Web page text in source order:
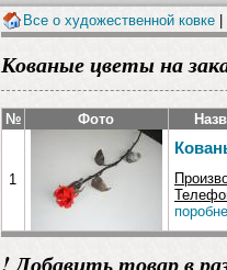
Все о художественной ковке |
Кованые цветы на
№ Фото
1
! Добавить товар в